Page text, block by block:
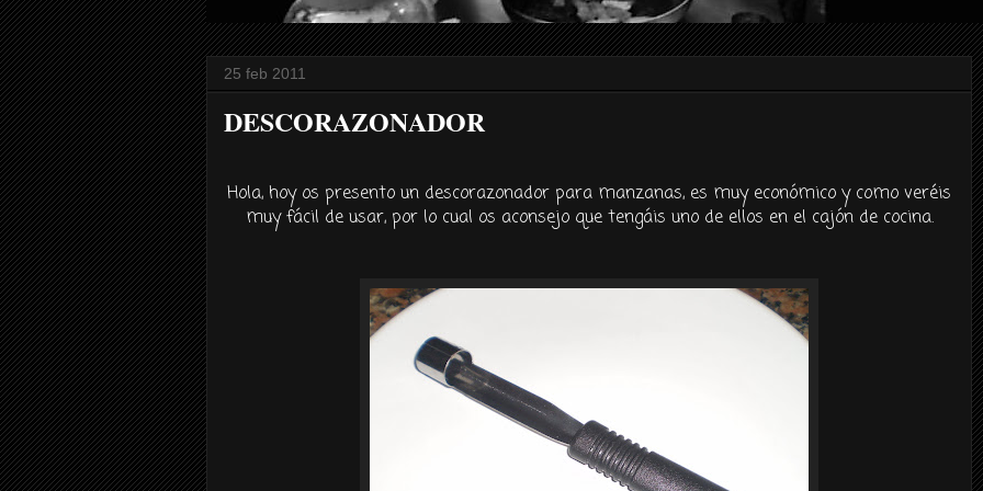
25 feb 2011
DESCORAZONADOR
Hola, hoy os presento un descorazonador para manzanas, es muy económico y como veréis
muyfácil de usar, por lo cual os aconsejo que tengáis uno de ellos en el cajónde cocina.